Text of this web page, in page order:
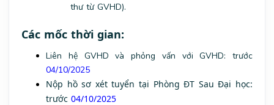
thư từ GVHD).
Các mốc thời gian:
Liên hệ GVHD và phỏng vấn với GVHD: trước
04/10/2025
Nộp hồ sơ xét tuyển tại Phòng ĐT Sau Đại học:
trước 04/10/2025